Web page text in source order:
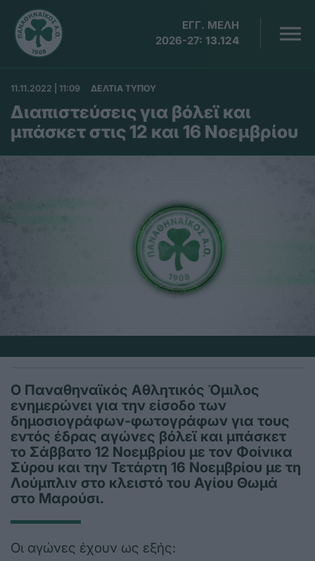
ΕΓΓ. ΜΕΛΗ
2026-27: 13.124
11.11.2022 | 11:09 ΔΕΛΤΙΑ ΤΥΠΟΥ
Διαπιστεύσεις για βόλεϊ και
μπάσκετ στις 12 και 16 Νοεμβρίου
Ο Παναθηναϊκός Αθλητικός Όμιλος
ενημερώνει για την είσοδο των
δημοσιογράφων-φωτογράφων για τους
εντός έδρας αγώνες βόλεϊ και μπάσκετ
το Σάββατο 12 Νοεμβρίου με τον Φοίνικα
Σύρου και την Τετάρτη 16 Νοεμβρίου με τη
Λούμπλιν στο κλειστό του Αγίου Θωμά
στο Μαρούσι.
Οι αγώνες έχουν ως εξής: